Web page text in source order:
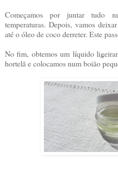
Começamos por juntar tudo
temperaturas. Depois, vamos
até o óleo de coco derreter. Este
No fim, obtemos um líquido
hortelã e colocamos num boião